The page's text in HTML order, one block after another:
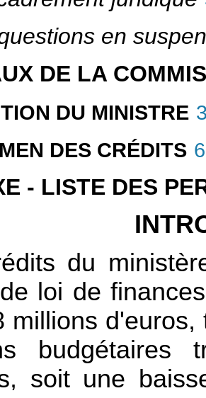
en
DE LA
DU MINISTRE
DES CRÉDITS
- LISTE DES
du
loi de
millions
budgétaires
soit une